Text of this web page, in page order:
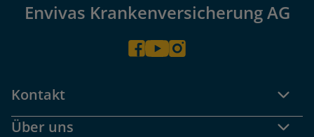
Envivas Krankenversicherung AG
Kontakt
Über uns